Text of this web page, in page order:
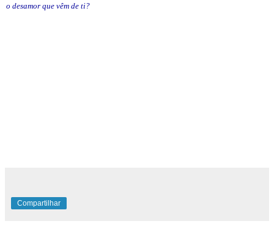
o desamor que vêm de ti?
Compartilhar